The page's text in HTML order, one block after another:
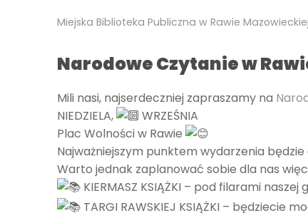
Miejska Biblioteka Publiczna w Rawie Mazowieckiej
Narodowe Czytanie w
Mili nasi, najserdeczniej zapraszamy na
NIEDZIELA,
WRZEŚNIA
Plac Wolności w Rawie
Najważniejszym punktem wydarzenia
Warto jednak zaplanować sobie dla nas
KIERMASZ KSIĄŻKI – pod filarami
TARGI RAWSKIEJ KSIĄŻKI –